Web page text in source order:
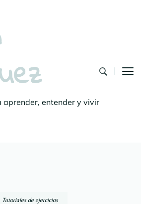
aprender, entender y vivir
Tutoriales de ejercicios